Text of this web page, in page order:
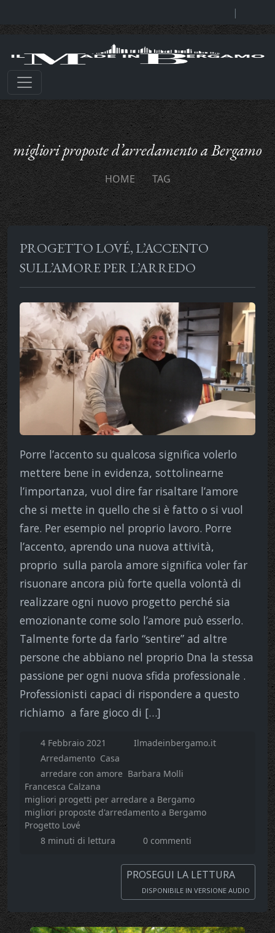
|
migliori proposte d’arredamento a Bergamo
HOME TAG
PROGETTO LOVÉ, L’ACCENTO
SULL’AMORE PER L’ARREDO
Porre l’accento su qualcosa significa volerlo
mettere bene in evidenza, sottolinearne
l’importanza, vuol dire far risaltare l’amore
che si mette in quello che si è fatto o si vuol
fare. Per esempio nel proprio lavoro. Porre
l’accento, aprendo una nuova attività,
proprio sulla parola amore significa voler far
risuonare ancora più forte quella volontà di
realizzare ogni nuovo progetto perché sia
emozionante come solo l’amore può esserlo.
Talmente forte da farlo “sentire” ad altre
persone che abbiano nel proprio Dna la stessa
passione per ogni nuova sfida professionale .
Professionisti capaci di rispondere a questo
richiamo a fare gioco di […]
4 Febbraio 2021
Ilmadeinbergamo.it
Arredamento Casa
arredare con amore Barbara Molli
Francesca Calzana
migliori progetti per arredare a Bergamo
migliori proposte d'arredamento a Bergamo
Progetto Lové
8 minuti di lettura
0 commenti
PROSEGUI LA LETTURA
DISPONIBILE IN VERSIONE AUDIO